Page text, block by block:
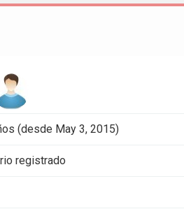
(desde May 3, 2015)
registrado